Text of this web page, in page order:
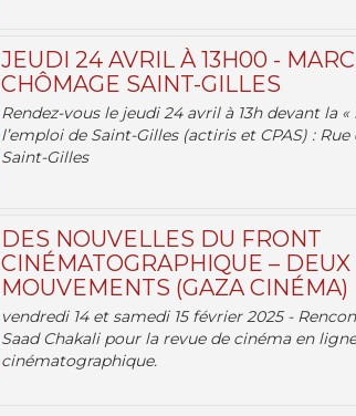
JEUDI 24 AVRIL À 13H00 -
CHÔMAGE SAINT-GILLES
Rendez-vous le jeudi 24 avril à 13h devant la
l’emploi de Saint-Gilles (actiris et CPAS) : Rue
Saint-Gilles
DES NOUVELLES DU FRONT
CINÉMATOGRAPHIQUE –
MOUVEMENTS (GAZA CINÉMA)
vendredi 14 et samedi 15 février 2025 -
Saad Chakali pour la revue de cinéma en
cinématographique.